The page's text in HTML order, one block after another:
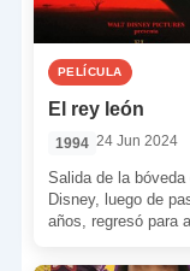
PELÍCULA
El rey león
1994 24 Jun 2024
Salida de la bóveda
Disney, luego de
años, regresó para